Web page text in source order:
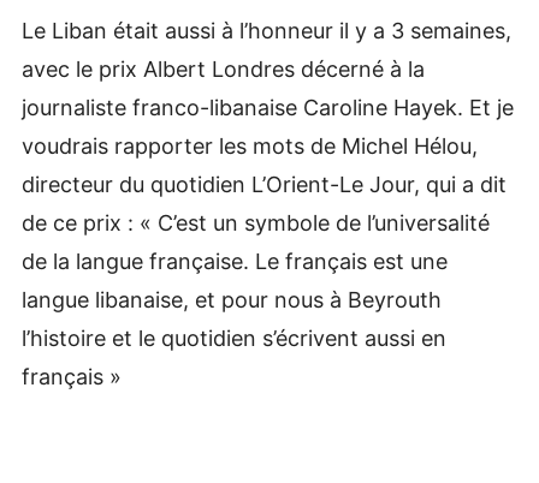
Le Liban était aussi à l’honneur il y a 3 semaines,
avec le prix Albert Londres décerné à la
journaliste franco-libanaise Caroline Hayek. Et je
voudrais rapporter les mots de Michel Hélou,
directeur du quotidien L’Orient-Le Jour, qui a dit
de ce prix : « C’est un symbole de l’universalité
de la langue française. Le français est une
langue libanaise, et pour nous à Beyrouth
l’histoire et le quotidien s’écrivent aussi en
français »